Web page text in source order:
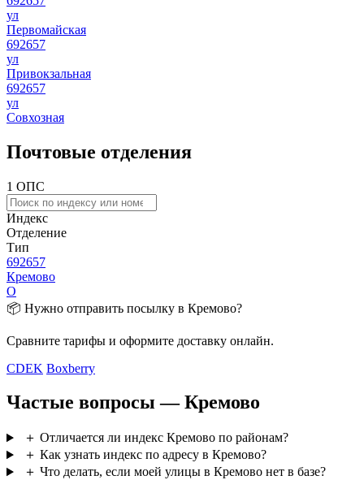
ул
Первомайская
692657
ул
Привокзальная
692657
ул
Совхозная
Почтовые отделения
1 ОПС
Индекс
Отделение
Тип
692657
Кремово
О
📦 Нужно отправить посылку в Кремово?
Сравните тарифы и оформите доставку онлайн.
CDEK Boxberry
Частые вопросы — Кремово
＋ Отличается ли индекс Кремово по районам?
＋ Как узнать индекс по адресу в Кремово?
＋ Что делать, если моей улицы в Кремово нет в базе?